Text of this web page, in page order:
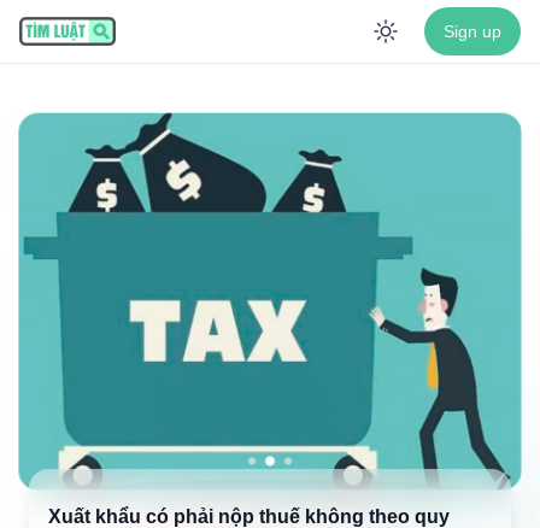
Enable
Sign up
Xuất khẩu có phải nộp thuế không theo quy